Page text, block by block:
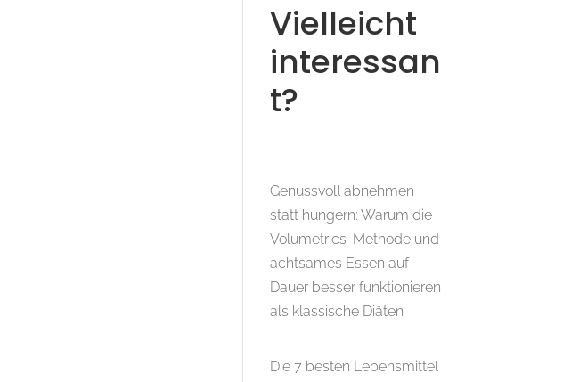
Vielleicht
interessan
t?
Genussvoll abnehmen
statt hungern: Warum die
Volumetrics-Methode und
achtsames Essen auf
Dauer besser funktionieren
als klassische Diäten
Die 7 besten Lebensmittel